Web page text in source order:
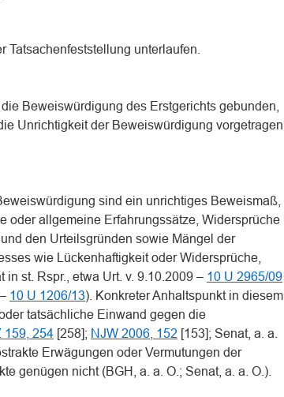
Tatsachenfeststellung unterlaufen.
Beweiswürdigung des Erstgerichts gebunden,
Unrichtigkeit der Beweiswürdigung vorgetragen
sind ein unrichtiges Beweismaß,
oder allgemeine Erfahrungssätze, Widersprüche
den Urteilsgründen sowie Mängel der
wie Lückenhaftigkeit oder Widersprüche,
in st. Rspr., etwa Urt. v. 9.10.2009 – 10 U 2965/09
10 U 1206/13). Konkreter Anhaltspunkt in diesem
tatsächliche Einwand gegen die
159, 254 [258]; NJW 2006, 152 [153]; Senat, a. a.
Erwägungen oder Vermutungen der
genügen nicht (BGH, a. a. O.; Senat, a. a. O.).